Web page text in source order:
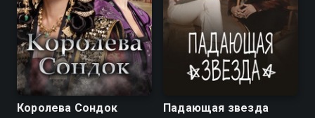
8.2 8.6
Королева Сондок
8.0 7.6
Падающая звезда